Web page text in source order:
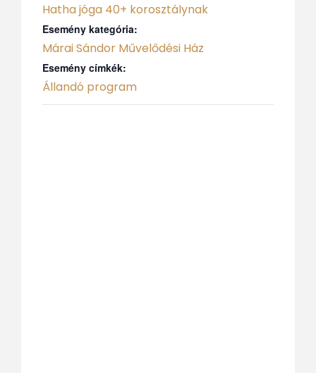
Hatha jóga 40+ korosztálynak
Esemény kategória:
Márai Sándor Művelődési Ház
Esemény címkék:
Állandó program